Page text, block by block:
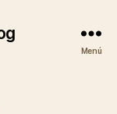
Menú